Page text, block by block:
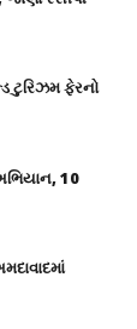
ટુરિઝમ ફેરનો
10